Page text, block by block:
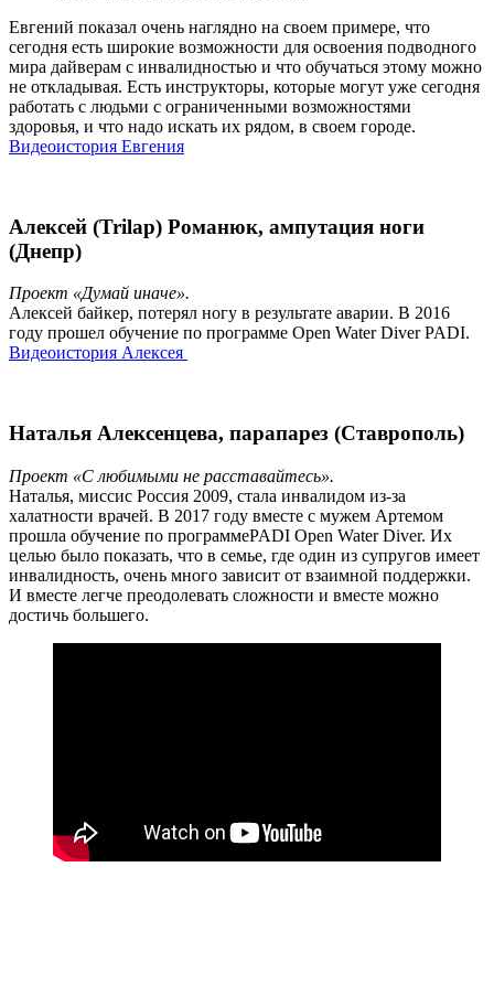
Евгений показал очень наглядно на своем примере, что
сегодня есть широкие возможности для освоения подводного
мира дайверам с инвалидностью и что обучаться этому можно
не откладывая. Есть инструкторы, которые могут уже сегодня
работать с людьми с ограниченными возможностями
здоровья, и что надо искать их рядом, в своем городе.
Видеоистория Евгения
Алексей (Trilap) Романюк, ампутация ноги
(Днепр)
Проект «Думай иначе».
Алексей байкер, потерял ногу в результате аварии. В 2016
году прошел обучение по программе Open Water Diver PADI.
Видеоистория Алексея
Наталья Алексенцева, парапарез (Ставрополь)
Проект «С любимыми не расставайтесь».
Наталья, миссис Россия 2009, стала инвалидом из-за
халатности врачей. В 2017 году вместе с мужем Артемом
прошла обучение по программеPADI Open Water Diver. Их
целью было показать, что в семье, где один из супругов имеет
инвалидность, очень много зависит от взаимной поддержки.
И вместе легче преодолевать сложности и вместе можно
достичь большего.